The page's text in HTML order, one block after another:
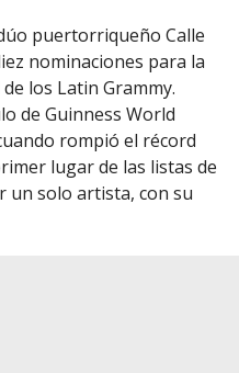
puertorriqueño Calle
nominaciones para la
los Latin Grammy.
de Guinness World
rompió el récord
lugar de las listas de
un solo artista, con su